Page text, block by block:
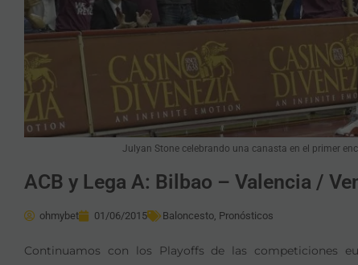
Julyan Stone celebrando una canasta en el primer
ACB y Lega A: Bilbao – Valencia /
ohmybet 01/06/2015 Baloncesto, Pronósticos
Continuamos con los Playoffs de las competiciones